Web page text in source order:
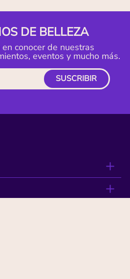
DE BELLEZA
conocer de nuestras
eventos y mucho más.
SUSCRIBIR